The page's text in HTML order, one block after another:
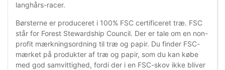
langhårs-racer.
Børsterne er produceret i 100% FSC certificeret træ. FSC
står for Forest Stewardship Council. Der er tale om en non-
profit mærkningsordning til træ og papir. Du finder FSC-
mærket på produkter af træ og papir, som du kan købe
med god samvittighed, fordi der i en FSC-skov ikke bliver